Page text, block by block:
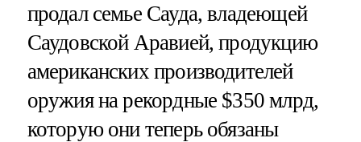
продал семье Сауда, владеющей
Саудовской Аравией, продукцию
американских производителей
оружия на рекордные $350 млрд,
которую они теперь обязаны